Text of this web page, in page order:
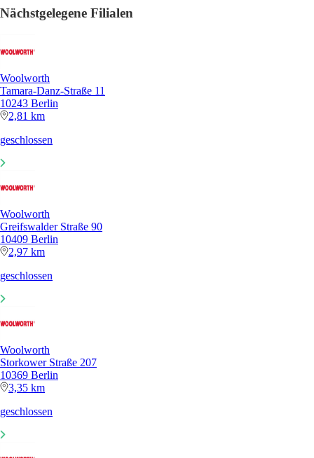
Nächstgelegene Filialen
Woolworth
Tamara-Danz-Straße 11
10243 Berlin
2,81 km
geschlossen
Woolworth
Greifswalder Straße 90
10409 Berlin
2,97 km
geschlossen
Woolworth
Storkower Straße 207
10369 Berlin
3,35 km
geschlossen